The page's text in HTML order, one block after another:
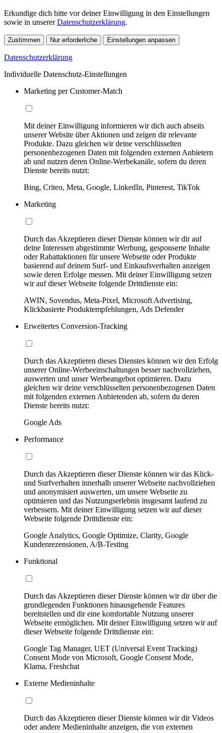
Erkundige dich bitte vor deiner Einwilligung in den Einstellungen
sowie in unsererDatenschutzerklärung.
Zustimmen Nur erforderliche Einstellungen anpassen
Datenschutzerklärung
Individuelle Datenschutz-Einstellungen
Marketing per Customer-Match
Mit deiner Einwilligung informieren wir dich auch abseits
unserer Website über Aktionen und zeigen dir relevante
Produkte. Dazu gleichen wir deine verschlüsselten
personenbezogenen Daten mit folgenden externen Anbietern
ab und nutzen deren Online-Werbekanäle, sofern du deren
Dienste bereits nutzt:
Bing, Criteo, Meta, Google, LinkedIn, Pinterest, TikTok
Marketing
Durch das Akzeptieren dieser Dienste können wir dir auf
deine Interessen abgestimmte Werbung, gesponserte Inhalte
oder Rabattaktionen für unsere Webseite oder Produkte
basierend auf deinem Surf- und Einkaufsverhalten anzeigen
sowie deren Erfolge messen. Mit deiner Einwilligung setzen
wir auf dieser Webseite folgende Drittdienste ein:
AWIN, Sovendus, Meta-Pixel, Microsoft Advertising,
Klickbasierte Produktempfehlungen, Ads Defender
Erweitertes Conversion-Tracking
Durch das Akzeptieren dieses Dienstes können wir den Erfolg
unserer Online-Werbeeinschaltungen besser nachvollziehen,
auswerten und unser Werbeangebot optimieren. Dazu
gleichen wir deine verschlüsselten personenbezogenen Daten
mit folgenden externen Anbietenden ab, sofern du deren
Dienste bereits nutzt:
Google Ads
Performance
Durch das Akzeptieren dieser Dienste können wir das Klick-
und Surfverhalten innerhalb unserer Webseite nachvollziehen
und anonymisiert auswerten, um unsere Webseite zu
optimieren und das Nutzungserlebnis insgesamt laufend zu
verbessern. Mit deiner Einwilligung setzen wir auf dieser
Webseite folgende Drittdienste ein:
Google Analytics, Google Optimize, Clarity, Google
Kundenrezensionen, A/B-Testing
Funktional
Durch das Akzeptieren dieser Dienste können wir dir über die
grundlegenden Funktionen hinausgehende Features
bereitstellen und dir eine komfortable Nutzung unserer
Webseite ermöglichen. Mit deiner Einwilligung setzen wir auf
dieser Webseite folgende Drittdienste ein:
Google Tag Manager, UET (Universal Event Tracking)
Consent Mode von Microsoft, Google Consent Mode,
Klarna, Freshchat
Externe Medieninhalte
Durch das Akzeptieren dieser Dienste können wir dir Videos
oder andere Medieninhalte anzeigen, die von externen